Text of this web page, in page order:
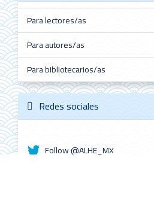
Para lectores/as
Para autores/as
Para bibliotecarios/as
Redes sociales
Follow @ALHE_MX